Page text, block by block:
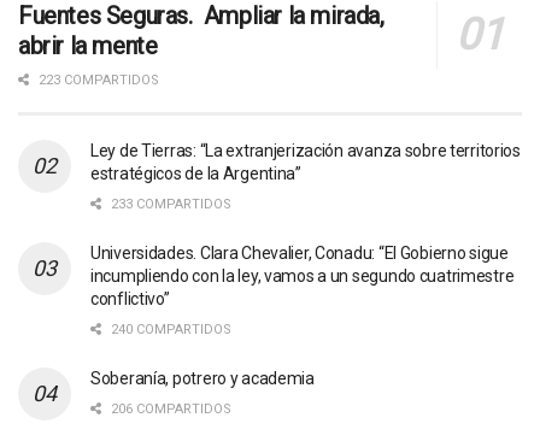
Fuentes Seguras. Ampliar la mirada,
abrir la mente
223 COMPARTIDOS
Ley de Tierras: “La extranjerización avanza sobre territorios
estratégicos de la Argentina”
233 COMPARTIDOS
Universidades. Clara Chevalier, Conadu: “El Gobierno sigue
incumpliendo con la ley, vamos a un segundo cuatrimestre
conflictivo”
240 COMPARTIDOS
Soberanía, potrero y academia
206 COMPARTIDOS